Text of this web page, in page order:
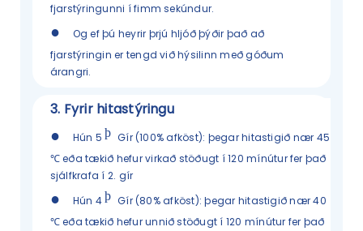
fjarstýringunni í fimm sekúndur.
●
Og ef þú heyrir þrjú hljóð þýðir það að
fjarstýringin er tengd við hýsilinn með góðum
árangri.
3. Fyrir hitastýringu
● Hún 5þ Gír (100% afköst): þegar hitastigið nær 45
℃ eða tækið hefur virkað stöðugt í 120 mínútur fer það
sjálfkrafa í 2. gír
● Hún 4þ Gír (80% afköst): þegar hitastigið nær 40
℃ eða tækið hefur unnið stöðugt í 120 mínútur fer það